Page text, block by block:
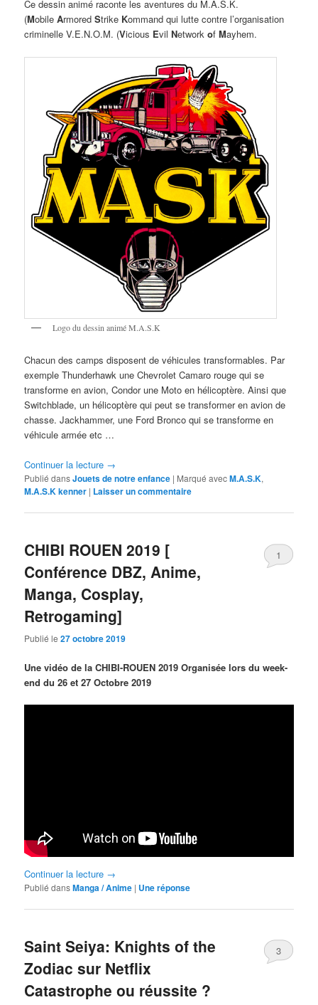
Ce dessin animé raconte les aventures du M.A.S.K.
(MobileArmoredStrike Kommand qui lutte contre l’organisation
criminelle V.E.N.O.M. (Vicious EvilNetworkofMayhem.
Logo du dessin animé M.A.S.K
Chacun des camps disposent de véhicules transformables. Par
exemple Thunderhawk une Chevrolet Camaro rouge qui se
transforme en avion, Condor une Moto en hélicoptère. Ainsi que
Switchblade, un hélicoptère qui peut se transformer en avion de
chasse. Jackhammer, une Ford Bronco qui se transforme en
véhicule armée etc …
Continuer la lecture →
Publié dansJouets de notre enfance | Marqué avecM.A.S.K,
M.A.S.K kenner | Laisser un commentaire
CHIBI ROUEN 2019 [
Conférence DBZ, Anime,
Manga, Cosplay,
Retrogaming]
Publié le27 octobre 2019
1
Une vidéo de la CHIBI-ROUEN 2019 Organisée lors du week-
end du 26 et 27 Octobre 2019
Continuer la lecture →
Publié dansManga / Anime | Uneréponse
Saint Seiya: Knights of the
Zodiac sur Netflix
Catastrophe ou réussite ?
3